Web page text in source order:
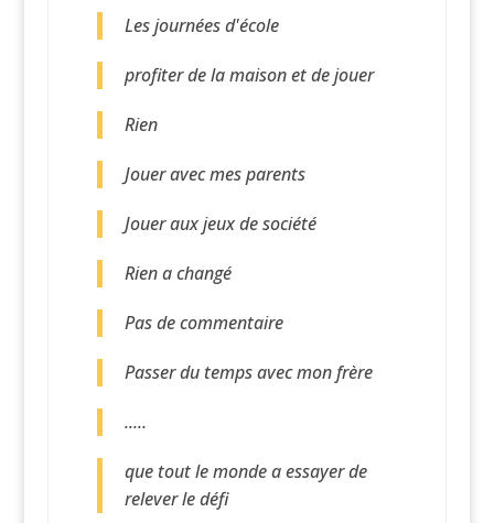
Les journées d'école
profiter de la maison et de jouer
Rien
Jouer avec mes parents
Jouer aux jeux de société
Rien a changé
Pas de commentaire
Passer du temps avec mon frère
.....
que tout le monde a essayer de
relever le défi